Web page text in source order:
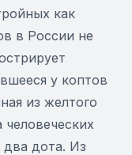
как
в России не
у коптов
из желтого
дота. Из